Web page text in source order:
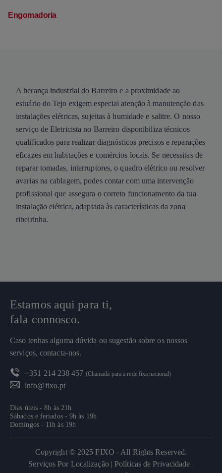
Engomadoria
A herança industrial do Barreiro e a proximidade ao
estuário do Tejo exigem especial atenção à manutenção das
instalações elétricas, sujeitas à humidade e salitre. O nosso
serviço de Eletricista no Barreiro disponibiliza técnicos
qualificados para realizar diagnósticos precisos e reparações
eficazes em habitações e comércios locais. Se necessitas de
reparar tomadas, interruptores, o quadro elétrico ou resolver
avarias na cablagem, podes contar com uma intervenção
profissional que assegura o correto funcionamento da tua
instalação elétrica, adaptada às características da zona
ribeirinha.
Estamos aqui para ti,
fala connosco.
Caso tenhas alguma dúvida ou sugestão sobre os nossos
serviços, contacta-nos.
+351 214 238 457 (Chamada para a rede fixa nacional)
info@fixo.pt
Dias úteis - 8h às 21h
Sábados e feriados - 9h às 19h
Domingos - 11h às 19h
Copyright © 2025 FIXO - All Rights Reserved.
Serviços Por Localização | Políticas de Privacidade |